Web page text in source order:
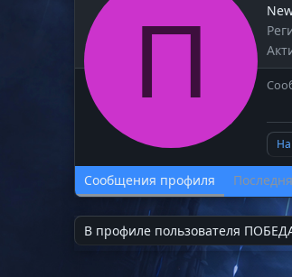
П
Сообщения профиля
В профиле пользователя